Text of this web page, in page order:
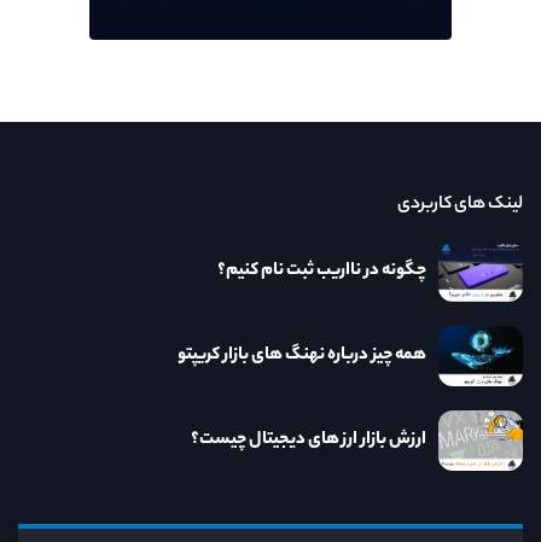
لینک های کاربردی
چگونه در نااریب ثبت نام کنیم؟
همه چیز درباره نهنگ های بازار کریپتو
ارزش بازار ارز های دیجیتال چیست؟